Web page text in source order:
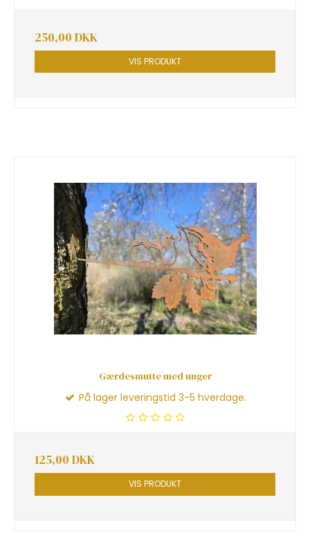
250,00 DKK
VIS PRODUKT
Gærdesmutte med unger
På lager leveringstid 3-5 hverdage.
125,00 DKK
VIS PRODUKT